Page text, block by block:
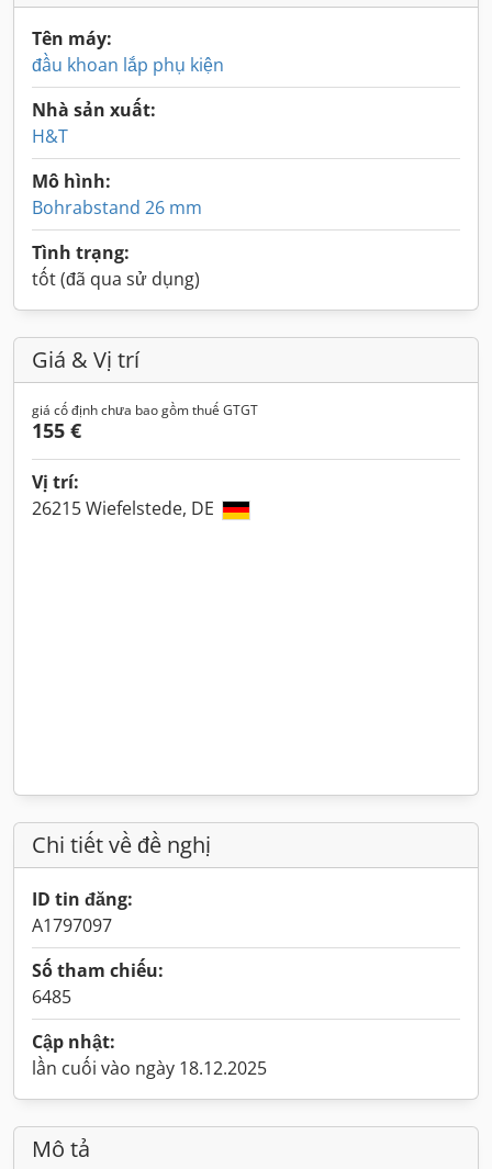
Tên máy:
đầu khoan lắp phụ kiện
Nhà sản xuất:
H&T
Mô hình:
Bohrabstand 26 mm
Tình trạng:
tốt (đã qua sử dụng)
Giá & Vị trí
giá cố định chưa bao gồm thuế GTGT
155 €
Vị trí:
26215 Wiefelstede, DE
Chi tiết về đề nghị
ID tin đăng:
A1797097
Số tham chiếu:
6485
Cập nhật:
lần cuối vào ngày 18.12.2025
Mô tả